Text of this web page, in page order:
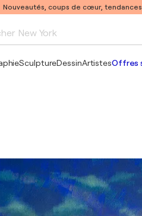
Nouveautés, coups de cœur,
New York
SculptureDessinArtistesOffres